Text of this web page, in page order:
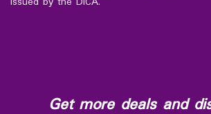
Get more deals and